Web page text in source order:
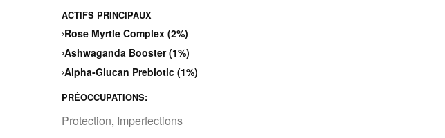
ACTIFS PRINCIPAUX
›Rose Myrtle Complex (2%)
›Ashwaganda Booster (1%)
›Alpha-Glucan Prebiotic (1%)
PRÉOCCUPATIONS:
Protection, Imperfections